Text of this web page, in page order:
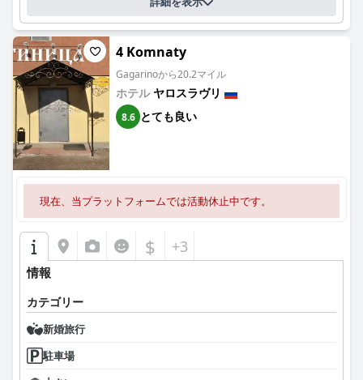
4 Komnaty
Gagarinoから20.2マイル
ホテル ヤロスラヴリ
8.6 とても良い
現在、当プラットフォームでは活動休止中です。
$ +3
情報
カテゴリー
新婚旅行
駐車場